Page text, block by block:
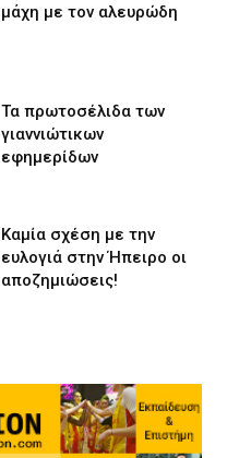
μάχη με τον αλευρώδη
Τα πρωτοσέλιδα των
γιαννιώτικων
εφημερίδων
Καμία σχέση με την
ευλογιά στην Ήπειρο οι
αποζημιώσεις!